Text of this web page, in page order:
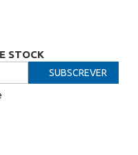
STOCK
SUBSCREVER